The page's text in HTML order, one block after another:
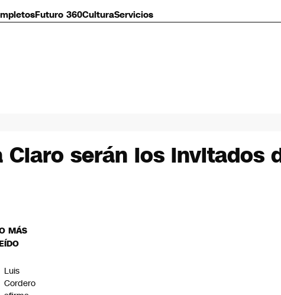
Futuro 360CulturaServicios
Claro serán los invitados
MÁS
Luis
Cordero